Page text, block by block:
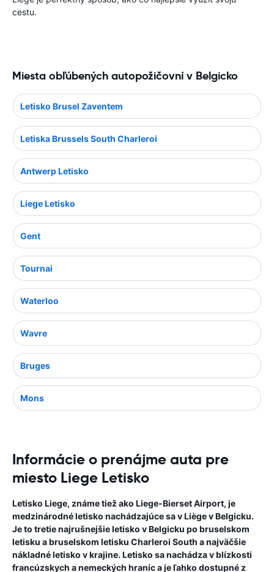
cestu.
Miesta obľúbených autopožičovní v Belgicko
Letisko Brusel Zaventem
Letiska Brussels South Charleroi
Antwerp Letisko
Liege Letisko
Gent
Tournai
Waterloo
Wavre
Bruges
Mons
Informácie o prenájme auta pre
miesto Liege Letisko
Letisko Liege, známe tiež ako Liege-Bierset Airport, je
medzinárodné letisko nachádzajúce sa v Liège v Belgicku.
Je to tretie najrušnejšie letisko v Belgicku po bruselskom
letisku a bruselskom letisku Charleroi South a najväčšie
nákladné letisko v krajine. Letisko sa nachádza v blízkosti
francúzskych a nemeckých hraníc a je ľahko dostupné z